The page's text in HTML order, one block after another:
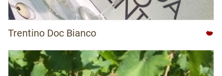
Trentino Doc Bianco